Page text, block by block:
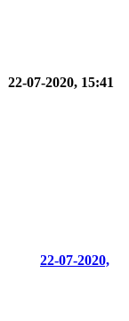
22-07-2020, 15:41
22-07-2020,